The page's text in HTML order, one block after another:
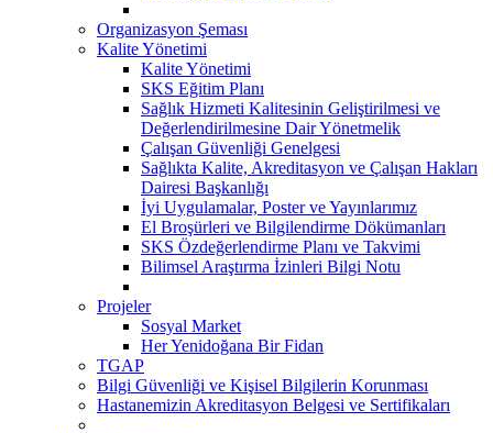
Organizasyon Şeması
Kalite Yönetimi
Kalite Yönetimi
SKS Eğitim Planı
Sağlık Hizmeti Kalitesinin Geliştirilmesi ve
Değerlendirilmesine Dair Yönetmelik
Çalışan Güvenliği Genelgesi
Sağlıkta Kalite, Akreditasyon ve Çalışan Hakları
Dairesi Başkanlığı
İyi Uygulamalar, Poster ve Yayınlarımız
El Broşürleri ve Bilgilendirme Dökümanları
SKS Özdeğerlendirme Planı ve Takvimi
Bilimsel Araştırma İzinleri Bilgi Notu
Projeler
Sosyal Market
Her Yenidoğana Bir Fidan
TGAP
Bilgi Güvenliği ve Kişisel Bilgilerin Korunması
Hastanemizin Akreditasyon Belgesi ve Sertifikaları